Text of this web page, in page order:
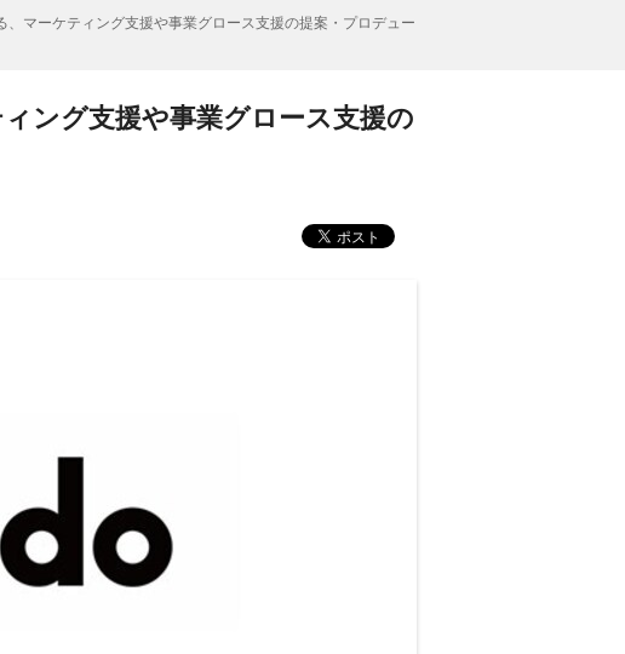
、マーケティング支援や事業グロース支援の提案・プロデュー
ング支援や事業グロース支援の